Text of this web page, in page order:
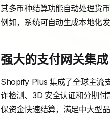
其多币种结算功能自动处理货
例如，系统可自动生成本地化
强大的支付网关集成
Shopify Plus 集成了全球主流
诈检测、3D 安全认证和分期
保资金快速结算，满足中大型品